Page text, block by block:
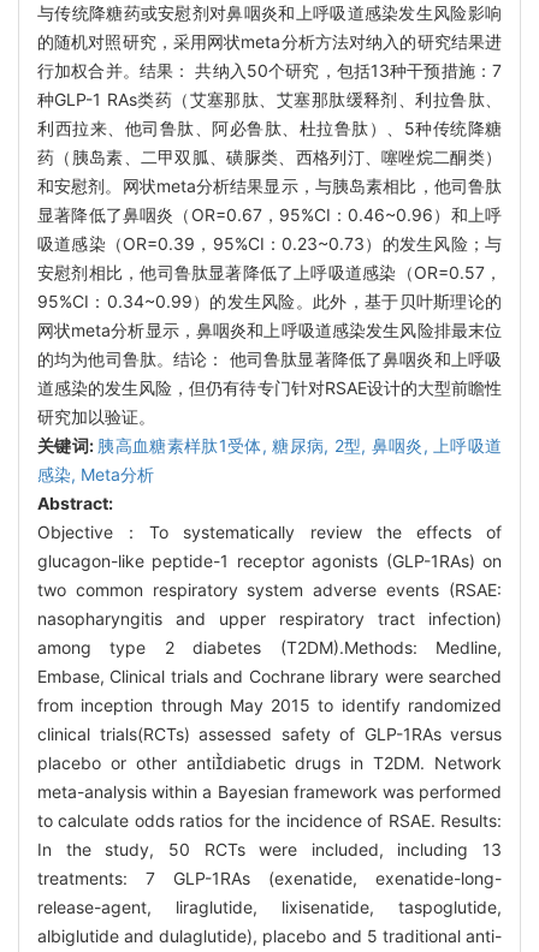
与传统降糖药或安慰剂对鼻咽炎和上呼吸道感染发生风险影响
的随机对照研究，采用网状meta分析方法对纳入的研究结果进
行加权合并。结果： 共纳入50个研究，包括13种干预措施：7
种GLP-1 RAs类药（艾塞那肽、艾塞那肽缓释剂、利拉鲁肽、
利西拉来、他司鲁肽、阿必鲁肽、杜拉鲁肽）、5种传统降糖
药（胰岛素、二甲双胍、磺脲类、西格列汀、噻唑烷二酮类）
和安慰剂。网状meta分析结果显示，与胰岛素相比，他司鲁肽
显著降低了鼻咽炎（OR=0.67，95%CI：0.46~0.96）和上呼
吸道感染（OR=0.39，95%CI：0.23~0.73）的发生风险；与
安慰剂相比，他司鲁肽显著降低了上呼吸道感染（OR=0.57，
95%CI：0.34~0.99）的发生风险。此外，基于贝叶斯理论的
网状meta分析显示，鼻咽炎和上呼吸道感染发生风险排最末位
的均为他司鲁肽。结论： 他司鲁肽显著降低了鼻咽炎和上呼吸
道感染的发生风险，但仍有待专门针对RSAE设计的大型前瞻性
研究加以验证。
关键词: 胰高血糖素样肽1受体,糖尿病, 2型, 鼻咽炎,
上呼吸道
感染, Meta分析
Abstract:
Objective：To systematically review the effects of
glucagon-like peptide-1 receptor agonists (GLP-1RAs) on
two common respiratory system adverse events (RSAE:
nasopharyngitis and upper respiratory tract infection)
among type 2 diabetes (T2DM).Methods: Medline,
Embase, Clinical trials and Cochrane library were searched
from inception through May 2015 to identify randomized
clinical trials(RCTs) assessed safety of GLP-1RAs versus
placebo or other antidiabetic drugs in T2DM. Network
meta-analysis within a Bayesian framework was performed
to calculate odds ratios for the incidence of RSAE. Results:
In the study, 50 RCTs were included, including 13
treatments: 7 GLP-1RAs (exenatide, exenatide-long-
release-agent, liraglutide, lixisenatide, taspoglutide,
albiglutide and dulaglutide), placebo and 5 traditional anti-